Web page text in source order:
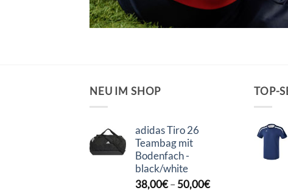
NEU IM SHOP
adidas Tiro 26
Teambag mit
Bodenfach -
black/white
38,00€– 50,00€
TOP-